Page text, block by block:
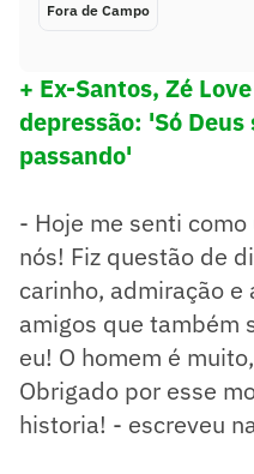
Fora de Campo
+ Ex-Santos, Zé
depressão: 'Só
passando'
- Hoje me senti
nós! Fiz questão de
carinho, admiração e
amigos que também
eu! O homem é
Obrigado por esse
historia! - escreveu